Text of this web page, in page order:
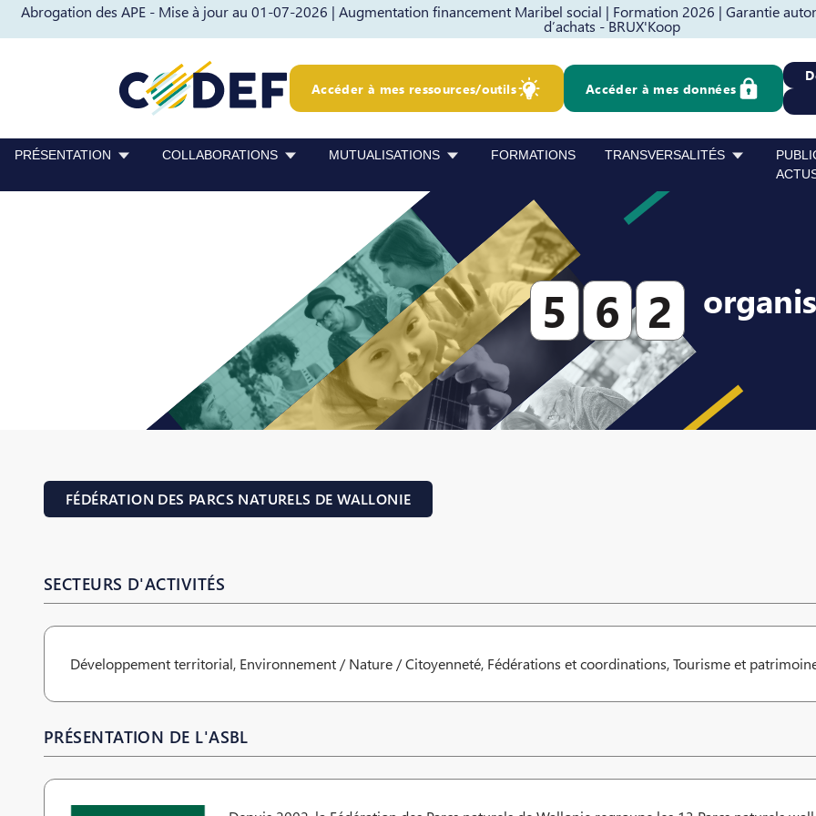
Abrogation des APE - Mise à jour au 01-07-2026 | Augmentation financement Maribel social | Formation 2026 | Garantie
d’achats - BRUX'Koop
Passer au contenu Passer au pied de page
Accéder à mes ressources/outils Accéder à mes données
PRÉSENTATION COLLABORATIONS MUTUALISATIONS FORMATIONS TRANSVERSALITÉS
5 6 2
FÉDÉRATION DES PARCS NATURELS DE WALLONIE
SECTEURS D'ACTIVITÉS
Développement territorial, Environnement / Nature / Citoyenneté, Fédérations et coordinations, Tourisme et
PRÉSENTATION DE L'ASBL